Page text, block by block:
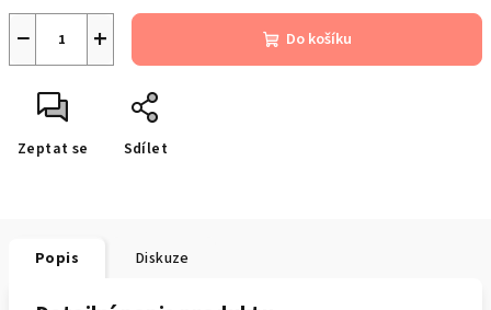
+
− Do košíku
Zeptat se Sdílet
Popis Diskuze